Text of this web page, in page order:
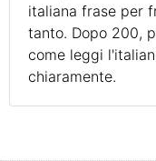
italiana frase per
tanto. Dopo 200,
come leggi
chiaramente.